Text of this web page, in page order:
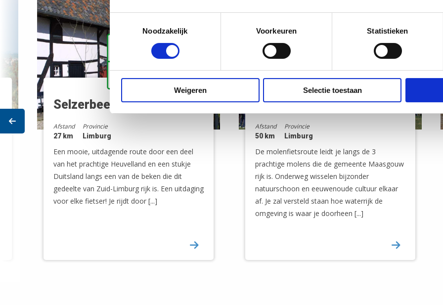
Toestemmingsselectie
Noodzakelijk
Voorkeuren Statistieken
Weigeren Selectie toestaan
Prev
Selzerbeek fietsroute
Afstand
27 km
Provincie
Limburg
Een mooie, uitdagende route door een deel
van het prachtige Heuvelland en een stukje
Duitsland langs een van de beken die dit
gedeelte van Zuid-Limburg rijk is. Een uitdaging
voor elke fietser! Je rijdt door [...]
Molentour Maasgouw
Afstand
50 km
Provincie
Limburg
De molenfietsroute leidt je langs de 3
prachtige molens die de gemeente Maasgouw
rijk is. Onderweg wisselen bijzonder
natuurschoon en eeuwenoude cultuur elkaar
af. Je zal versteld staan hoe waterrijk de
omgeving is waar je doorheen [...]